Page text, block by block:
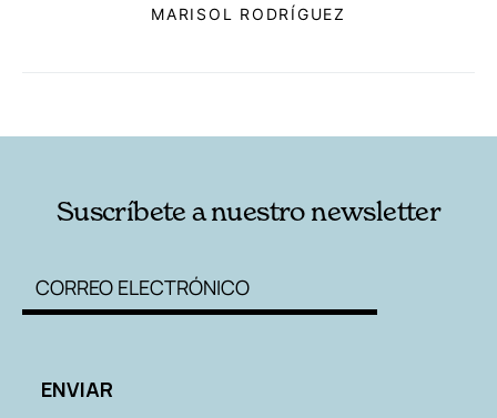
MARISOL RODRÍGUEZ
Suscríbete a nuestro newsletter